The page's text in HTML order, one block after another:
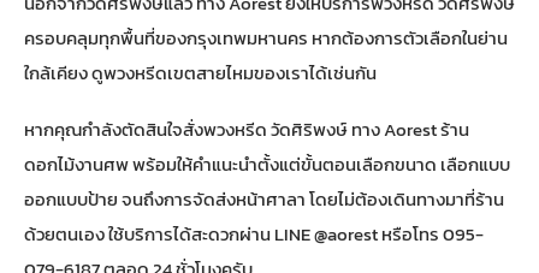
ครอบคลุมทุกพื้นที่ของกรุงเทพมหานคร หากต้องการตัวเลือกในย่าน
ใกล้เคียง ดูพวงหรีดเขตสายไหมของเราได้เช่นกัน
หากคุณกำลังตัดสินใจสั่งพวงหรีด วัดศิริพงษ์ ทางAorest ร้าน
ดอกไม้งานศพพร้อมให้คำแนะนำตั้งแต่ขั้นตอนเลือกขนาด เลือกแบบ
ออกแบบป้าย จนถึงการจัดส่งหน้าศาลา โดยไม่ต้องเดินทางมาที่ร้าน
ด้วยตนเอง ใช้บริการได้สะดวกผ่าน LINE @aorest หรือโทร 095-